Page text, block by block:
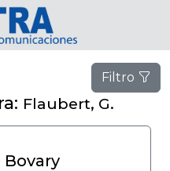
Filtro
Flaubert, G.